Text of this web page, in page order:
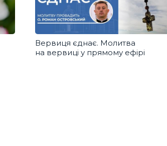
Вервиця єднає. Молитва
на вервиці у прямому ефірі